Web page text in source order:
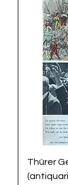
Thürer